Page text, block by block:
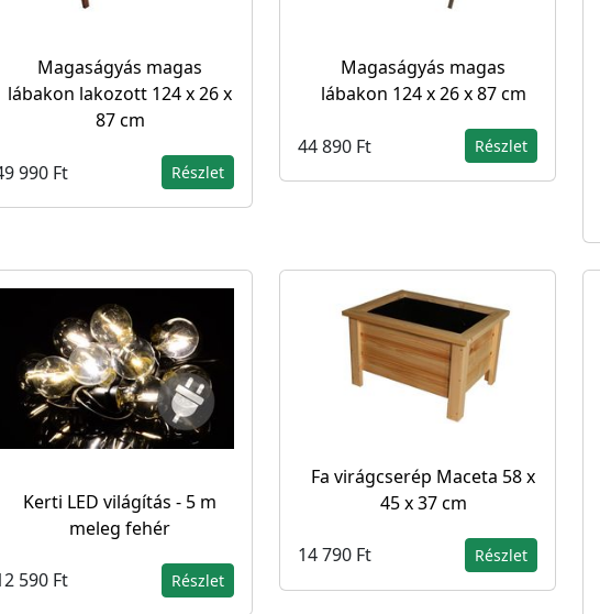
Magaságyás magas
lábakon lakozott 124 x 26 x
87 cm
990 Ft Részlet
Magaságyás magas
lábakon 124 x 26 x 87 cm
44 890 Ft Részlet
Kerti LED világítás - 5 m
meleg fehér
590 Ft Részlet
Fa virágcserép Maceta 58 x
45 x 37 cm
14 790 Ft Részlet